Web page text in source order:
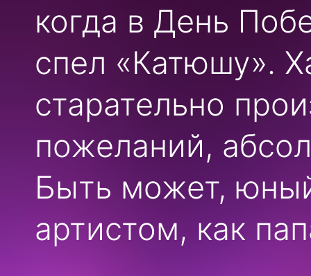
когда в День
спел «Катюшу».
старательно
пожеланий,
Быть может,
артистом, как